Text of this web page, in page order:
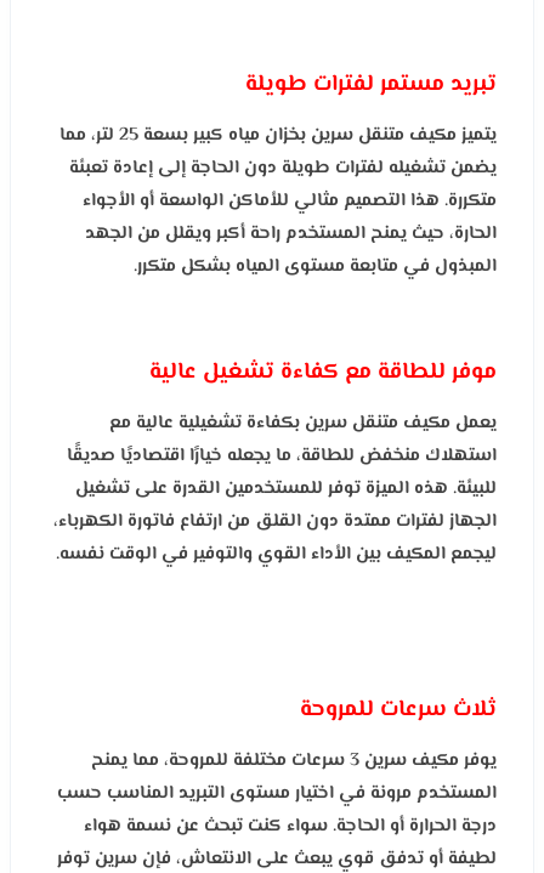
تبريد مستمر لفترات طويلة
يتميز مكيف متنقل سرين بخزان مياه كبير بسعة 25 لتر، مما
يضمن تشغيله لفترات طويلة دون الحاجة إلى إعادة تعبئة
متكررة. هذا التصميم مثالي للأماكن الواسعة أو الأجواء
الحارة، حيث يمنح المستخدم راحة أكبر ويقلل من الجهد
المبذول في متابعة مستوى المياه بشكل متكرر.
موفر للطاقة مع كفاءة تشغيل عالية
يعمل مكيف متنقل سرين بكفاءة تشغيلية عالية مع
استهلاك منخفض للطاقة، ما يجعله خيارًا اقتصاديًا صديقًا
للبيئة. هذه الميزة توفر للمستخدمين القدرة على تشغيل
الجهاز لفترات ممتدة دون القلق من ارتفاع فاتورة الكهرباء،
ليجمع المكيف بين الأداء القوي والتوفير في الوقت نفسه.
ثلاث سرعات للمروحة
يوفر مكيف سرين 3 سرعات مختلفة للمروحة، مما يمنح
المستخدم مرونة في اختيار مستوى التبريد المناسب حسب
درجة الحرارة أو الحاجة. سواء كنت تبحث عن نسمة هواء
لطيفة أو تدفق قوي يبعث على الانتعاش، فإن سرين توفر